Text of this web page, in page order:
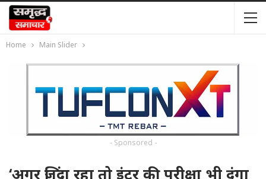
Home Main Slider
- Sponsored -
‘अगर जिंदा रहा तो इंटर की परीक्षा भी दूंगा